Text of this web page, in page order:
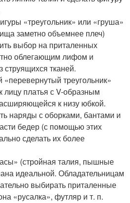
«треугольник» или «груша»
заметно объемнее плеч)
выбор на приталенных
облегающим лифом и
тканей.
треугольник»
лицу платья с V-образным
к низу юбкой.
наряды с оборками, бантами и
бедер (с помощью этих
сделать их более
(стройная талия, пышные
идеальной. Обладательницам
выбирать приталенные
«русалка», футляр и т. п.